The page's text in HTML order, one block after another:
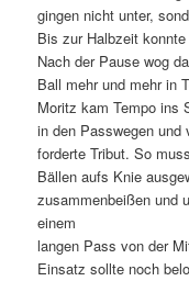
gingen nicht unter,
Bis zur Halbzeit
Nach der Pause wog
Ball mehr und mehr in
Moritz kam Tempo ins
in den Passwegen
forderte Tribut. So
Bällen aufs Knie
zusammenbeißen und
einem
langen Pass von der
Einsatz sollte noch